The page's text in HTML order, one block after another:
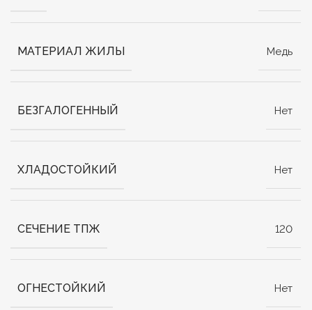
МАТЕРИАЛ ЖИЛЫ Медь
БЕЗГАЛОГЕННЫЙ Нет
ХЛАДОСТОЙКИЙ Нет
СЕЧЕНИЕ ТПЖ 120
ОГНЕСТОЙКИЙ Нет